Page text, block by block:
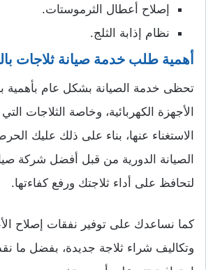
إصلاح أعطال الثرموستات.
نظام إذابة الثلج.
أهمية طلب خدمة صيانة ثلاجات
تحظى خدمة الصيانة بشكل عام بأهمية
الأجهزة الكهربائية، وخاصة الثلاجات
الاستغناء عنها، بناء على ذلك عليك
الصيانة الدورية من قبل أفضل شركة
لتحافظ على أداء ثلاجتك ورفع كفاءتها.
كما نساعدك على توفير نفقات إصلاح
وتكاليف شراء ثلاجة جديدة، بفضل ما